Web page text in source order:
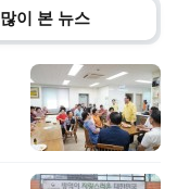
많이 본 뉴스